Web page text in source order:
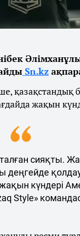
Sn.kz
жақын
сияқты.
деңгейде
күндері
Style»